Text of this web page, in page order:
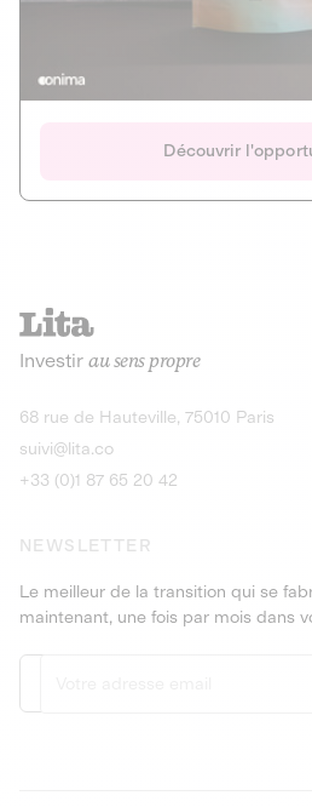
IR 50% JEIR
Découvrir
Onima
CAPITAL INVESTISSEMENT
AGRICULTURE ET
Actions
Gain potentiel
Découvrir
Investir au sens propre
68 rue de Hauteville, 75010 Paris
suivi@lita.co
+33 (0)1 87 65 20 42
NEWSLETTER
Le meilleur de la transition qui se
maintenant, une fois par mois dans